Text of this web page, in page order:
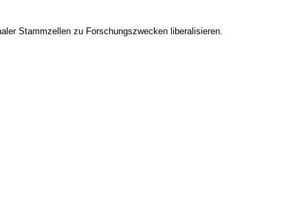
Stammzellen zu Forschungszwecken liberalisieren.